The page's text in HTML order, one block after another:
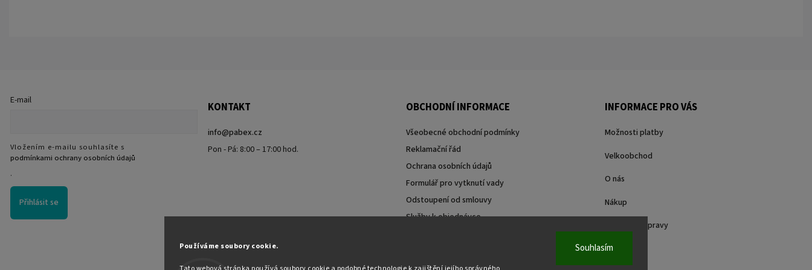
Používáme soubory cookie. Souhlasím
E-mail
Vložením e-mailu souhlasíte s
podmínkami ochrany osobních údajů
.
Přihlásit se
KONTAKT
info@pabex.cz
Pon - Pá: 8:00 – 17:00 hod.
OBCHODNÍ INFORMACE
Všeobecné obchodní podmínky
Reklamační řád
Ochrana osobních údajů
Formulář pro vytknutí vady
Odstoupení od smlouvy
Služby k objednávce
INFORMACE PRO VÁS
Možnosti platby
Velkoobchod
O nás
Nákup
Způsoby dopravy